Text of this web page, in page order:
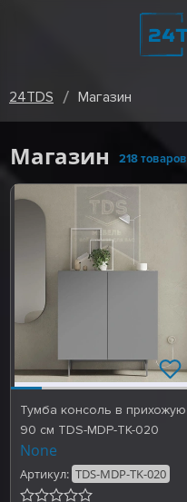
24TDS Магазин
Магазин 218 товаров
Тумба консоль в прихожую
90 см TDS-MDP-TK-020
None
Артикул: TDS-MDP-TK-020